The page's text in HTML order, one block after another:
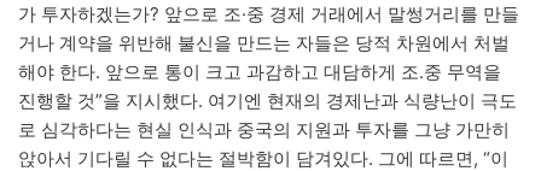
가 투자하겠는가? 앞으로 조·중 경제 거래에서 말썽거리를 만들
거나 계약을 위반해 불신을 만드는 자들은 당적 차원에서 처벌
해야 한다. 앞으로 통이 크고 과감하고 대담하게 조․중 무역을
진행할 것”을 지시했다. 여기엔 현재의 경제난과 식량난이 극도
로 심각하다는 현실 인식과 중국의 지원과 투자를 그냥 가만히
앉아서 기다릴 수 없다는 절박함이 담겨있다. 그에 따르면, “이